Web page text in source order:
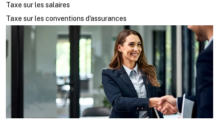
Taxe sur les salaires
Taxe sur les conventions d'assurances